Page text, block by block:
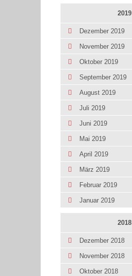
2019
Dezember 2019
November 2019
Oktober 2019
September 2019
August 2019
Juli 2019
Juni 2019
Mai 2019
April 2019
März 2019
Februar 2019
Januar 2019
2018
Dezember 2018
November 2018
Oktober 2018